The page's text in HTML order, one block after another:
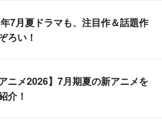
7月夏ドラマも、注目作＆話題作
ろい！
アニメ2026】7月期夏の新アニメを
介！